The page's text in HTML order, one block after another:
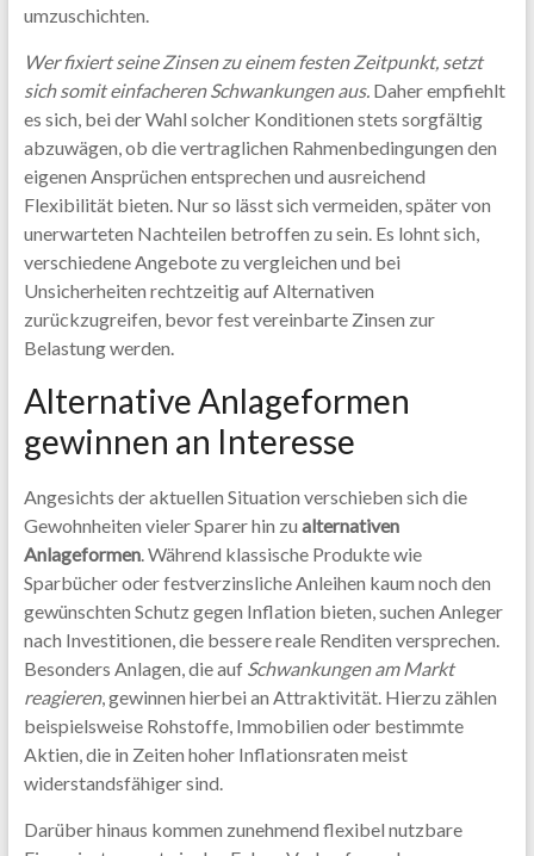
umzuschichten.
Wer fixiert seine Zinsen zu einem festen Zeitpunkt, setzt
sich somit einfacheren Schwankungen aus.Daher empfiehlt
es sich, bei der Wahl solcher Konditionen stets sorgfältig
abzuwägen, ob die vertraglichen Rahmenbedingungen den
eigenen Ansprüchen entsprechen und ausreichend
Flexibilität bieten. Nur so lässt sich vermeiden, später von
unerwarteten Nachteilen betroffen zu sein. Es lohnt sich,
verschiedene Angebote zu vergleichen und bei
Unsicherheiten rechtzeitig auf Alternativen
zurückzugreifen, bevor fest vereinbarte Zinsen zur
Belastung werden.
Alternative Anlageformen
gewinnen an Interesse
Angesichts der aktuellen Situation verschieben sich die
Gewohnheiten vieler Sparer hin zu alternativen
Anlageformen. Während klassische Produkte wie
Sparbücher oder festverzinsliche Anleihen kaum noch den
gewünschten Schutz gegen Inflation bieten, suchen Anleger
nach Investitionen, die bessere reale Renditen versprechen.
Besonders Anlagen, die auf Schwankungen am Markt
reagieren, gewinnen hierbei an Attraktivität. Hierzu zählen
beispielsweise Rohstoffe, Immobilien oder bestimmte
Aktien, die in Zeiten hoher Inflationsraten meist
widerstandsfähiger sind.
Darüber hinaus kommen zunehmend flexibel nutzbare